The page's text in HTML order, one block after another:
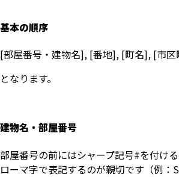
基本の順序
[部屋番号・建物名], [番地], [町名], [市
となります。
建物名・部屋番号
部屋番号の前にはシャープ記号#を付け
ローマ字で表記するのが親切です（例